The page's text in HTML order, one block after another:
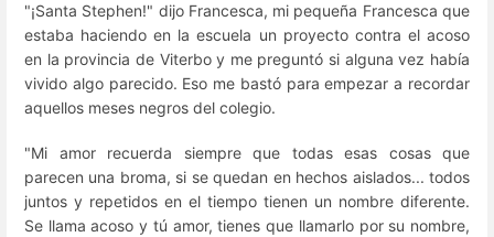
"¡Santa Stephen!" dijo Francesca, mi pequeña Francesca que
estaba haciendo en la escuela un proyecto contra el acoso
en la provincia de Viterbo y me preguntó si alguna vez había
vivido algo parecido. Eso me bastó para empezar a recordar
aquellos meses negros del colegio.
"Mi amor recuerda siempre que todas esas cosas que
parecen una broma, si se quedan en hechos aislados... todos
juntos y repetidos en el tiempo tienen un nombre diferente.
Se llama acoso y tú amor, tienes que llamarlo por su nombre,